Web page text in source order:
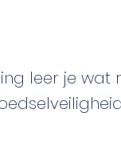
leer je wat